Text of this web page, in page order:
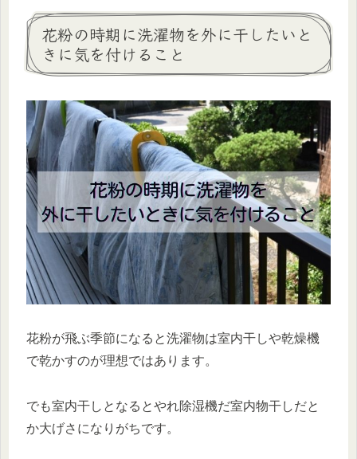
花粉の時期に洗濯物を外に干したいと
きに気を付けること
花粉が飛ぶ季節になると洗濯物は室内干しや乾燥機
で乾かすのが理想ではあります。
でも室内干しとなるとやれ除湿機だ室内物干しだと
か大げさになりがちです。